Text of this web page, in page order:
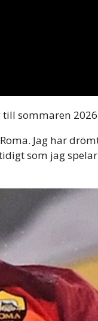
sommaren
Jag har
som jag